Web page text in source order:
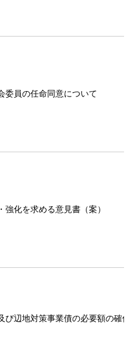
委員の任命同意について
強化を求める意見書（案）
び辺地対策事業債の必要額の確